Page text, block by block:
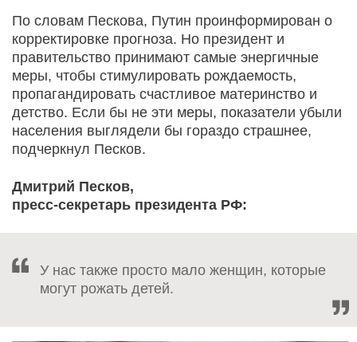
По словам Пескова, Путин проинформирован о
корректировке прогноза. Но президент и
правительство принимают самые энергичные
меры, чтобы стимулировать рождаемость,
пропагандировать счастливое материнство и
детство. Если бы не эти меры, показатели убыли
населения выглядели бы гораздо страшнее,
подчеркнул Песков.
Дмитрий Песков,
пресс-секретарь президента РФ:
У нас также просто мало женщин, которые
могут рожать детей.